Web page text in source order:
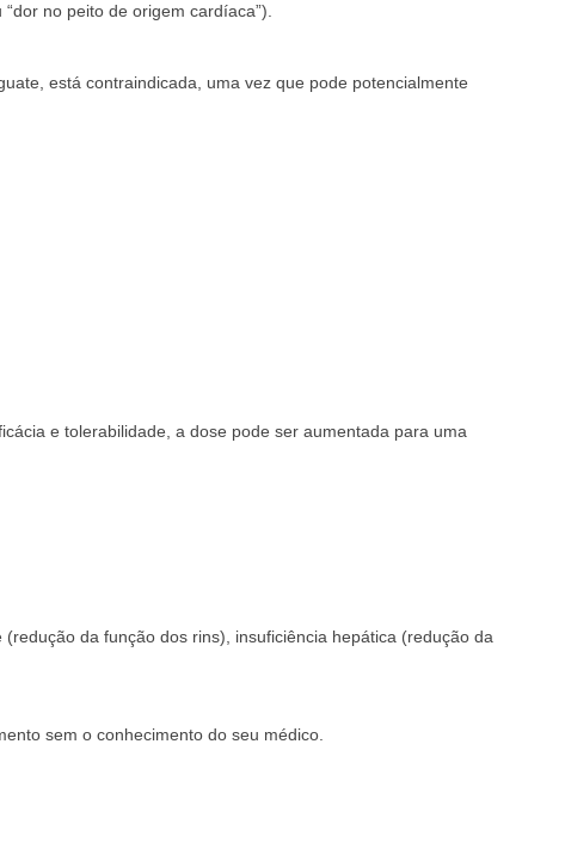
no peito de origem cardíaca”).
está contraindicada, uma vez que pode potencialmente
e tolerabilidade, a dose pode ser aumentada para uma
da função dos rins), insuficiência hepática (redução da
sem o conhecimento do seu médico.